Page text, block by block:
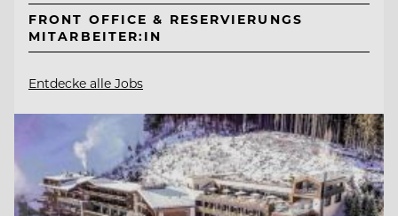
FRONT OFFICE & RESERVIERUNGS
MITARBEITER:IN
Entdecke alle Jobs